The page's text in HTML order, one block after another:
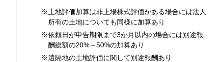
※土地評価加算は非上場株式評価がある場合には法人
所有の土地についても同様に加算あり
※依頼日が申告期限まで3か月以内の場合には別途報
酬総額の20%～50%の加算あり
※遠隔地の土地評価に関して別途報酬あり